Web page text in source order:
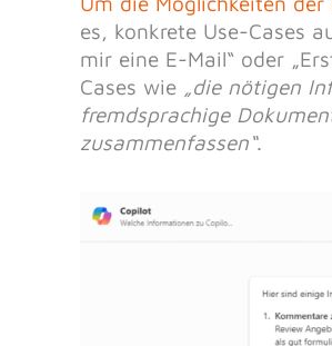
es, konkrete Use-Cases
mir eine E-Mail“ oder
Cases wie „die nötigen
fremdsprachige
zusammenfassen“.